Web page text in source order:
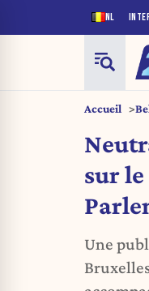
NL
Accueil
sur
Une